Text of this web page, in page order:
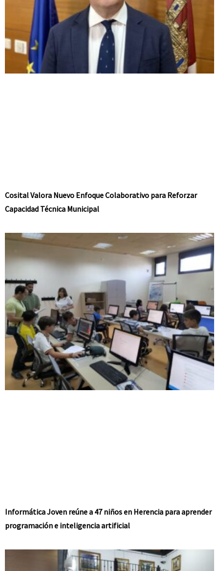
Cosital Valora Nuevo Enfoque Colaborativo para Reforzar
Capacidad Técnica Municipal
Informática Joven reúne a 47 niños en Herencia para aprender
programación e inteligencia artificial